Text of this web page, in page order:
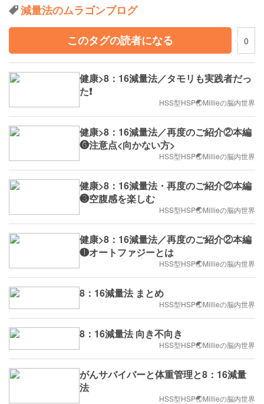
減量法のムラゴンブログ
このタグの読者になる
0
健康>8：16減量法／タモリも実践者だっ
た❗️
HSS型HSP🌏Millieの脳内世界
健康>8：16減量法／再度のご紹介②本編
❻注意点<向かない方>
HSS型HSP🌏Millieの脳内世界
健康>8：16減量法・再度のご紹介②本編
❸空腹感を楽しむ
HSS型HSP🌏Millieの脳内世界
健康>8：16減量法／再度のご紹介②本編
❶オートファジーとは
HSS型HSP🌏Millieの脳内世界
8：16減量法 まとめ
HSS型HSP🌏Millieの脳内世界
8：16減量法 向き不向き
HSS型HSP🌏Millieの脳内世界
がんサバイバーと体重管理と8：16減量
法
HSS型HSP🌏Millieの脳内世界